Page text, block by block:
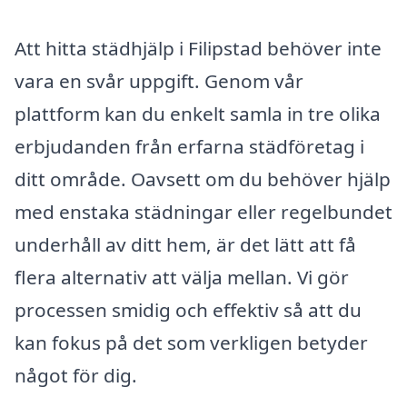
Att hitta städhjälp i Filipstad behöver inte
vara en svår uppgift. Genom vår
plattform kan du enkelt samla in tre olika
erbjudanden från erfarna städföretag i
ditt område. Oavsett om du behöver hjälp
med enstaka städningar eller regelbundet
underhåll av ditt hem, är det lätt att få
flera alternativ att välja mellan. Vi gör
processen smidig och effektiv så att du
kan fokus på det som verkligen betyder
något för dig.